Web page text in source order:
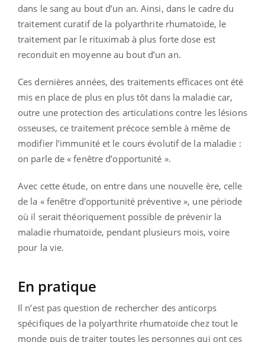
dans le sang au bout d’un an. Ainsi, dans le cadre du
traitement curatif de la polyarthrite rhumatoïde, le
traitement par le rituximab à plus forte dose est
reconduit en moyenne au bout d’un an.
Ces dernières années, des traitements efficaces ont été
mis en place de plus en plus tôt dans la maladie car,
outre une protection des articulations contre les lésions
osseuses, ce traitement précoce semble à même de
modifier l’immunité et le cours évolutif de la maladie :
on parle de « fenêtre d’opportunité ».
Avec cette étude, on entre dans une nouvelle ère, celle
de la « fenêtre d'opportunité préventive », une période
où il serait théoriquement possible de prévenir la
maladie rhumatoïde, pendant plusieurs mois, voire
pour la vie.
En pratique
Il n’est pas question de rechercher des anticorps
spécifiques de la polyarthrite rhumatoïde chez tout le
monde puis de traiter toutes les personnes qui ont ces